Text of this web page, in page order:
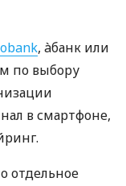
, àбанк или
по выбору
в смартфоне,
отдельное